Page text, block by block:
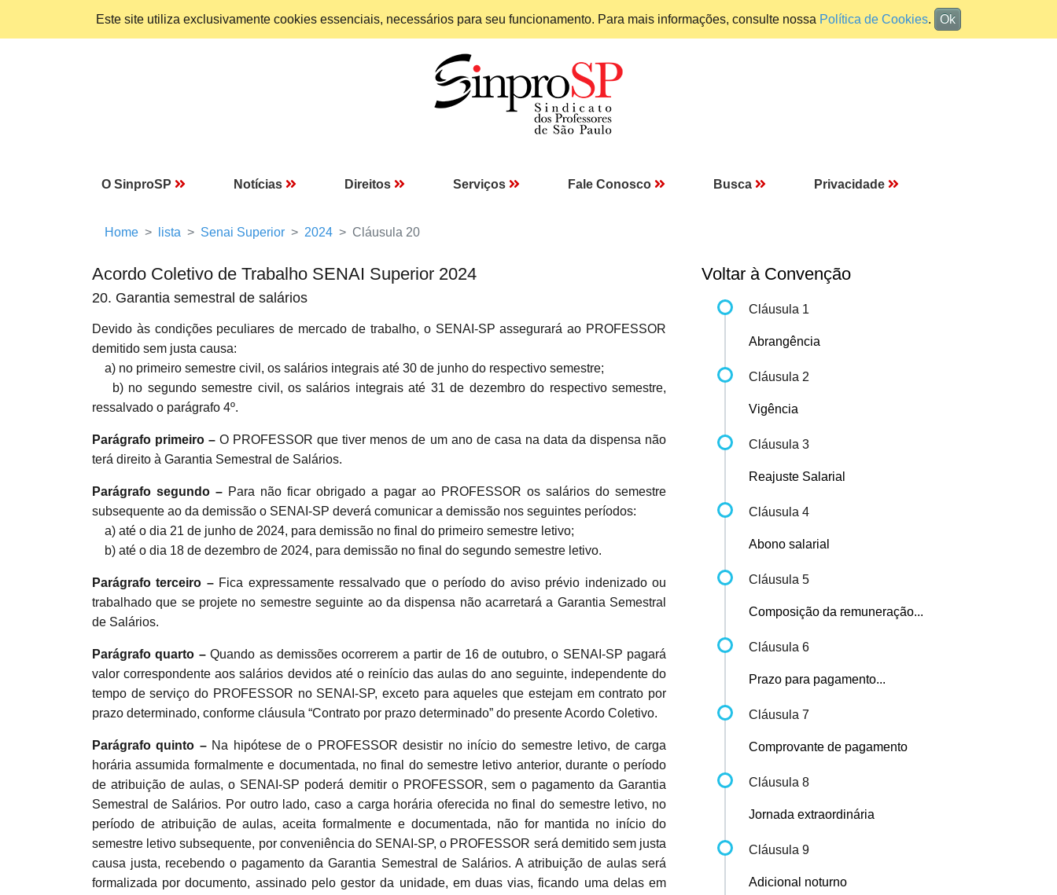
Este site utiliza exclusivamente cookies essenciais, necessários para seu funcionamento. Para mais informações, consulte nossa Política de Cookies. Ok
O SinproSP Notícias Direitos Serviços Fale Conosco Busca Privacidade
Home lista Senai Superior 2024 Cláusula 20
Acordo Coletivo de Trabalho SENAI Superior 2024
20. Garantia semestral de salários
Devido às condições peculiares de mercado de trabalho, o SENAI-SP assegurará ao PROFESSOR
demitido sem justa causa:
a) no primeiro semestre civil, os salários integrais até 30 de junho do respectivo semestre;
b) no segundo semestre civil, os salários integrais até 31 de dezembro do respectivo semestre,
ressalvado o parágrafo 4º.
Parágrafo primeiro –O PROFESSOR que tiver menos de um ano de casa na data da dispensa não
terá direito à Garantia Semestral de Salários.
Parágrafo segundo – Para não ficar obrigado a pagar ao PROFESSOR os salários do semestre
subsequente ao da demissão o SENAI-SP deverá comunicar a demissão nos seguintes períodos:
a) até o dia 21 de junho de 2024, para demissão no final do primeiro semestre letivo;
b) até o dia 18 de dezembro de 2024, para demissão no final do segundo semestre letivo.
Parágrafo terceiro – Fica expressamente ressalvado que o período do aviso prévio indenizado ou
trabalhado que se projete no semestre seguinte ao da dispensa não acarretará a Garantia Semestral
de Salários.
Parágrafo quarto –Quando as demissões ocorrerem a partir de 16 de outubro, o SENAI-SP pagará
valor correspondente aos salários devidos até o reinício das aulas do ano seguinte, independente do
tempo de serviço do PROFESSOR no SENAI-SP, exceto para aqueles que estejam em contrato por
prazo determinado, conforme cláusula “Contrato por prazo determinado” do presente Acordo Coletivo.
Parágrafo quinto – Na hipótese de o PROFESSOR desistir no início do semestre letivo, de carga
horária assumida formalmente e documentada, no final do semestre letivo anterior, durante o período
de atribuição de aulas, o SENAI-SP poderá demitir o PROFESSOR, sem o pagamento da Garantia
Semestral de Salários. Por outro lado, caso a carga horária oferecida no final do semestre letivo, no
período de atribuição de aulas, aceita formalmente e documentada, não for mantida no início do
semestre letivo subsequente, por conveniência do SENAI-SP, o PROFESSOR será demitido sem justa
causa justa, recebendo o pagamento da Garantia Semestral de Salários. A atribuição de aulas será
formalizada por documento, assinado pelo gestor da unidade, em duas vias, ficando uma delas em
Voltar à Convenção
Cláusula 1
Abrangência
Cláusula 2
Vigência
Cláusula 3
Reajuste Salarial
Cláusula 4
Abono salarial
Cláusula 5
Composição da remuneração...
Cláusula 6
Prazo para pagamento...
Cláusula 7
Comprovante de pagamento
Cláusula 8
Jornada extraordinária
Cláusula 9
Adicional noturno